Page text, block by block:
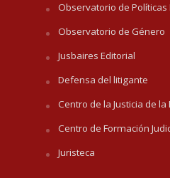
Observatorio de Políticas
Observatorio de Género
Jusbaires Editorial
Defensa del litigante
Centro de la Justicia de la
Centro de Formación
Juristeca